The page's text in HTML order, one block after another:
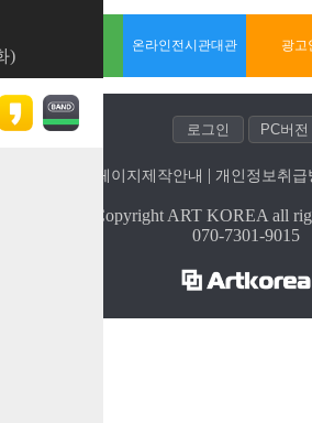
)
온라인전시관대관 광고
홈페이지제작안내 | 개인정보취급
Copyright ART KOREA all
070-7301-9015